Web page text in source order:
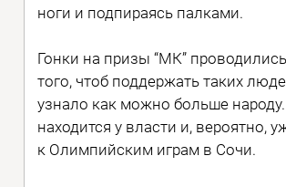
ноги и подпираясь палками.
Гонки на призы “МК”
того, чтоб поддержать таких
узнало как можно больше
находится у власти и, вероятно,
к Олимпийским играм в Сочи.